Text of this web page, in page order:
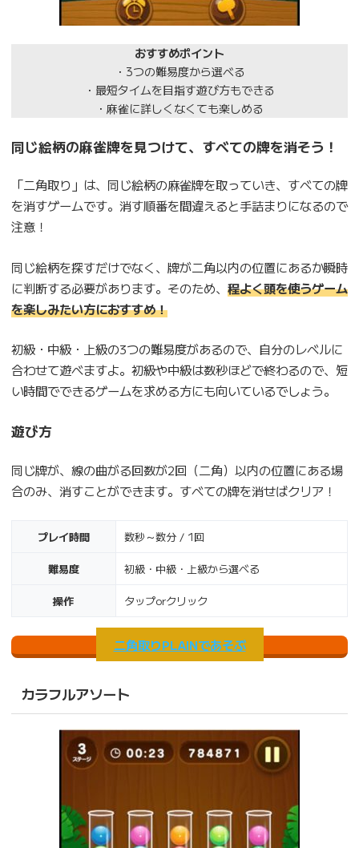
おすすめポイント
・3つの難易度から選べる
・最短タイムを目指す遊び方もできる
・麻雀に詳しくなくても楽しめる
同じ絵柄の麻雀牌を見つけて、すべての牌を消そう！
「二角取り」は、同じ絵柄の麻雀牌を取っていき、すべての牌
を消すゲームです。消す順番を間違えると手詰まりになるので
注意！
同じ絵柄を探すだけでなく、牌が二角以内の位置にあるか瞬時
に判断する必要があります。そのため、 程よく頭を使うゲーム
を楽しみたい方におすすめ！
初級・中級・上級の3つの難易度があるので、自分のレベルに
合わせて遊べますよ。初級や中級は数秒ほどで終わるので、短
い時間でできるゲームを求める方にも向いているでしょう。
遊び方
同じ牌が、線の曲がる回数が2回（二角）以内の位置にある場
合のみ、消すことができます。すべての牌を消せばクリア！
プレイ時間 数秒～数分 / 1回
難易度 初級・中級・上級から選べる
操作 タップorクリック
二角取りPLAINであそぶ
カラフルアソート